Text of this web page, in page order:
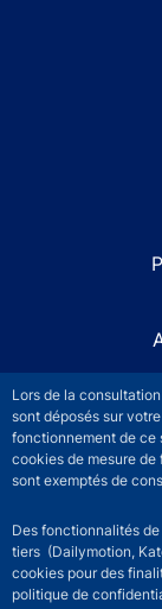
Lors de la
sont déposés sur
fonctionnement de ce
cookies de mesure
sont exemptés de
Des fonctionnalités de
tiers (Dailymotion,
cookies pour des
politique de
Footer